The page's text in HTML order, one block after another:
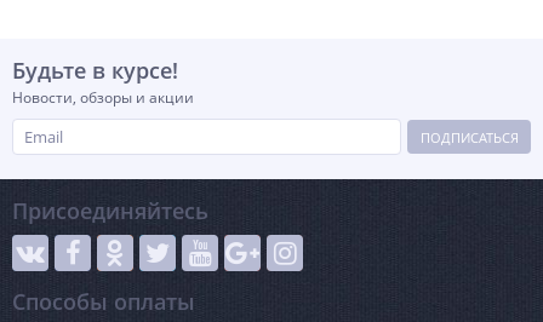
Будьте в курсе!
Новости, обзоры и акции
ПОДПИСАТЬСЯ
Присоединяйтесь
Способы оплаты